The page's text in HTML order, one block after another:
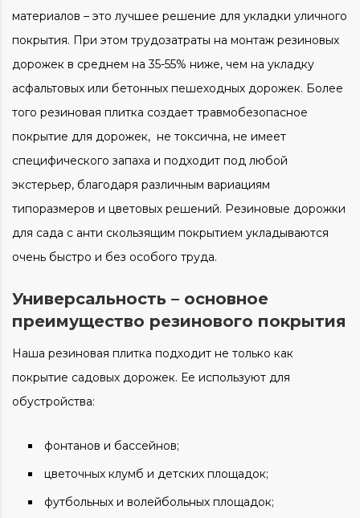
материалов – это лучшее решение для укладки уличного
покрытия. При этом трудозатраты на монтаж резиновых
дорожек в среднем на 35-55% ниже, чем на укладку
асфальтовых или бетонных пешеходных дорожек. Более
того резиновая плитка создает травмобезопасное
покрытие для дорожек, не токсична, не имеет
специфического запаха и подходит под любой
экстерьер, благодаря различным вариациям
типоразмеров и цветовых решений. Резиновые дорожки
для сада с анти скользящим покрытием укладываются
очень быстро и без особого труда.
Универсальность – основное
преимущество резинового покрытия
Наша резиновая плитка подходит не только как
покрытие садовых дорожек. Ее используют для
обустройства:
фонтанов и бассейнов;
цветочных клумб и детских площадок;
футбольных и волейбольных площадок;